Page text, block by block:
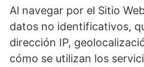
Al navegar por el Sitio
datos no identificativos,
dirección IP,
cómo se utilizan los